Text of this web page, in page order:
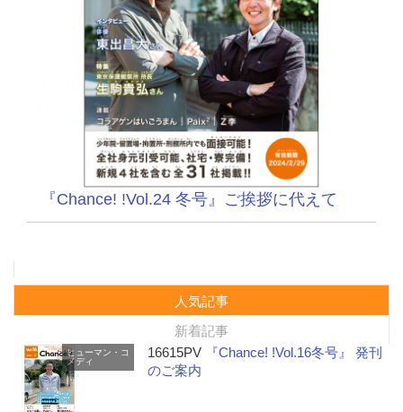
『Chance! !Vol.24 冬号』ご挨拶に代えて
人気記事
新着記事
ヒューマン・コ
メディ
16615PV
『Chance! !Vol.16冬号』 発刊
のご案内